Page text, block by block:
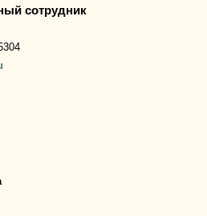
сотрудник